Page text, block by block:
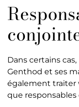
Dans certains
Genthod et ses
également traiter
que